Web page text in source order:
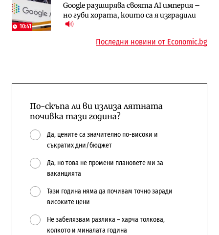
10:41
Google разширява своята AI империя –
но губи хората, които са я изградили
Последни дни с обозначаване на цените
в лева: Какво предстои?
А1 отново е лидер при технологичните
компании и системните интегратори
Последни новини от Economic.bg
По-скъпа ли ви излиза лятната
почивка тази година?
Да, цените са значително по-високи и
съкратих дни/бюджет
Да, но това не промени плановете ми за
ваканцията
Тази година няма да почивам точно заради
високите цени
Не забелязвам разлика – харча толкова,
колкото и миналата година